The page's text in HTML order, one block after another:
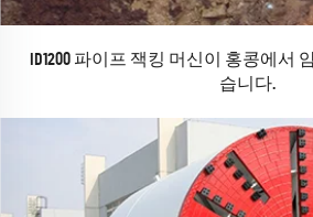
ID1200 파이프 잭킹 머신이 홍콩에서
습니다.